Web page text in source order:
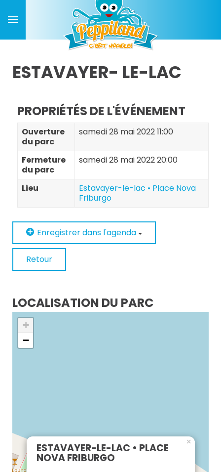
ESTAVAYER- LE-LAC
PROPRIÉTÉS DE L'ÉVÉNEMENT
Ouverture
du parc
samedi 28 mai 2022 11:00
Fermeture
du parc
samedi 28 mai 2022 20:00
Lieu
Estavayer-le-lac • Place Nova
Friburgo
Enregistrer dans l'agenda
Retour
LOCALISATION DU PARC
ESTAVAYER-LE-LAC • PLACE
NOVA FRIBURGO
×
+
−